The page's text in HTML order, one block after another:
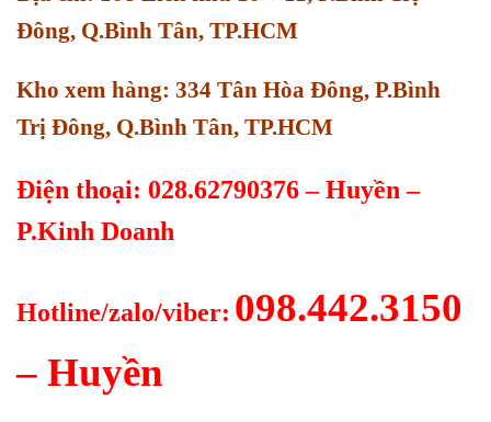
Đông, Q.Bình Tân, TP.HCM
Kho xem hàng: 334 Tân Hòa Đông, P.Bình
Trị Đông, Q.Bình Tân, TP.HCM
Điện thoại: 028.62790376 – Huyền –
P.Kinh Doanh
Hotline/zalo/viber: 098.442.3150
– Huyền